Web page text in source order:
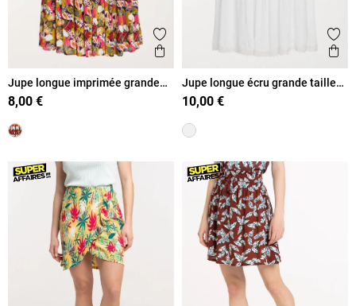
Ajouter aux favoris
Aperçu rapide
Jupe longue imprimée grande
taille femme
8,00 €
Jupe longue écru grande taille
femme
10,00 €